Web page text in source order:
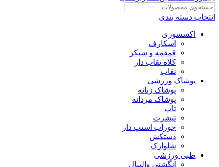
انتخاب دسته بندی
اکسسوری
اسکارف
قمقمه و شیکر
کلاه نقاب دار
نقاب
پوشاک ورزشی
پوشاک زنانه
پوشاک مردانه
تاپ
تیشرت
جوراب استپ دار
دستکش
شلوارک
طبی ورزشی
انگشتی واليبال